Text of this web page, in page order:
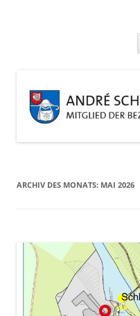
ARCHIV DES MONATS: MAI 2026